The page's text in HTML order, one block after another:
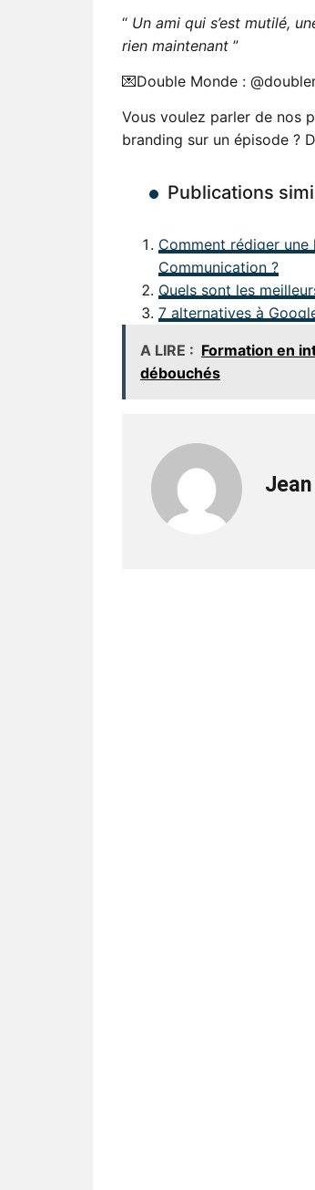
“ Un ami qui s’est mutilé,
rien maintenant ”
💌Double Monde :
Vous voulez parler de nos
branding sur un épisode ?
Publications
Comment rédiger
Communication ?
Quels sont les
7 alternatives à
A LIRE : Formation en
débouchés